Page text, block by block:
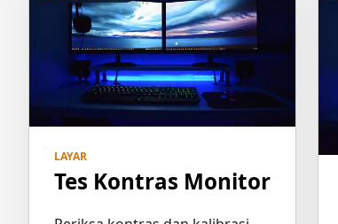
LAYAR
Tes Kontras Monitor